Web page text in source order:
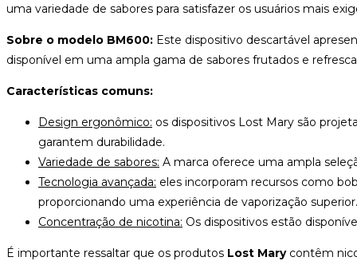
uma variedade de sabores para satisfazer os usuários mais
Sobre o modelo BM600: Este dispositivo descartável
disponível em uma ampla gama de sabores frutados e
Características comuns:
Design ergonômico: os dispositivos Lost Mary são
garantem durabilidade.
Variedade de sabores: A marca oferece uma ampla
Tecnologia avançada: eles incorporam recursos como
proporcionando uma experiência de vaporização superior.
Concentração de nicotina: Os dispositivos estão
É importante ressaltar que os produtos Lost Marycontêm